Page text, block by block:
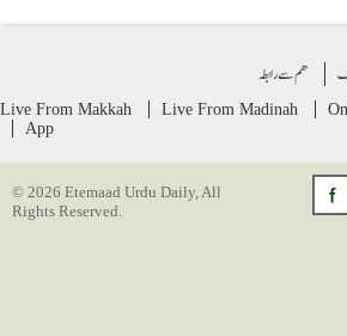
ھم سے رابطہ
Live From Makkah Live From Madinah
App
© 2026 Etemaad Urdu Daily, All
Rights Reserved.